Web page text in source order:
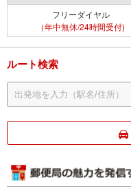
フリーダイヤル
（年中無休/24時間受付)
ルート検索